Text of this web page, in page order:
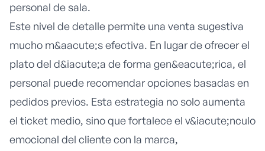
personal de sala.
Este nivel de detalle permite una venta sugestiva
mucho m&aacute;s efectiva. En lugar de ofrecer el
plato del d&iacute;a de forma gen&eacute;rica, el
personal puede recomendar opciones basadas en
pedidos previos. Esta estrategia no solo aumenta
el ticket medio, sino que fortalece el v&iacute;nculo
emocional del cliente con la marca,